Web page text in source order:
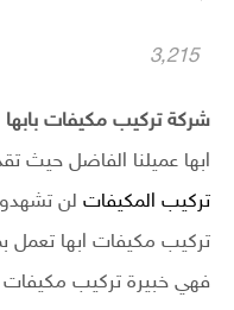
3٬215
شركة تركيب مكيفات بابها
ابها عميلنا الفاضل حيث
تركيب المكيفات لن
فهي خبيرة تركيب مكيفات